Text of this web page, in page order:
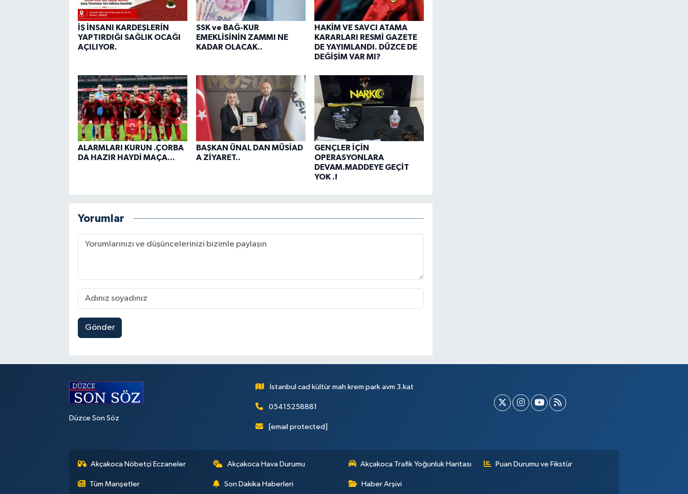
İŞ İNSANI KARDEŞLERİN
YAPTIRDIĞI SAĞLIK OCAĞI
AÇILIYOR.
SSK ve BAĞ-KUR
EMEKLİSİNİN ZAMMI NE
KADAR OLACAK..
HAKİM VE SAVCI ATAMA
KARARLARI RESMİ GAZETE
DE YAYIMLANDI. DÜZCE DE
DEĞİŞİM VAR MI?
ALARMLARI KURUN .ÇORBA
DA HAZIR HAYDİ MAÇA...
BAŞKAN ÜNAL DAN MÜSİAD
A ZİYARET..
GENÇLER İÇİN
OPERASYONLARA
DEVAM.MADDEYE GEÇİT
YOK .!
Yorumlar
Gönder
Düzce Son Söz
İstanbul cad kültür mah krem park avm 3.kat
05415258881
[email protected]
Akçakoca Nöbetçi Eczaneler Akçakoca Hava Durumu Akçakoca Trafik Yoğunluk Haritası Puan Durumu ve Fikstür
Tüm Manşetler Son Dakika Haberleri Haber Arşivi